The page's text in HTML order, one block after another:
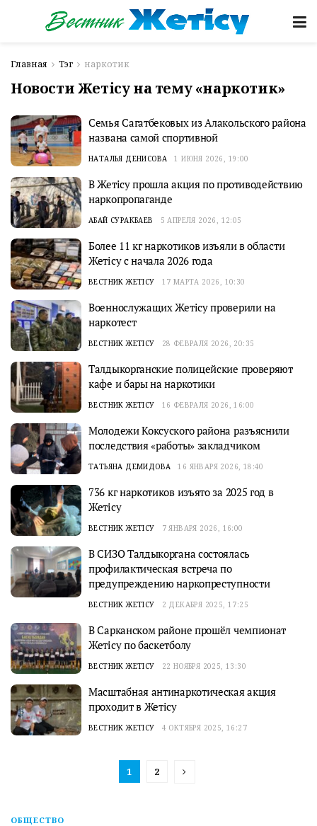
Главная Тэг наркотик
Новости Жетісу на тему «наркотик»
Семья Сагатбековых из Алакольского района
названа самой спортивной
НАТАЛЬЯ ДЕНИСОВА 1 ИЮНЯ 2026, 19:00
В Жетісу прошла акция по противодействию
наркопропаганде
АБАЙ СУРАКБАЕВ 5 АПРЕЛЯ 2026, 12:05
Более 11 кг наркотиков изъяли в области
Жетісу с начала 2026 года
ВЕСТНИК ЖЕТІСУ 17 МАРТА 2026, 10:30
Военнослужащих Жетісу проверили на
наркотест
ВЕСТНИК ЖЕТІСУ 28 ФЕВРАЛЯ 2026, 20:35
Талдыкорганские полицейские проверяют
кафе и бары на наркотики
ВЕСТНИК ЖЕТІСУ 16 ФЕВРАЛЯ 2026, 16:00
Молодежи Коксуского района разъяснили
последствия «работы» закладчиком
ТАТЬЯНА ДЕМИДОВА 16 ЯНВАРЯ 2026, 18:40
736 кг наркотиков изъято за 2025 год в
Жетісу
ВЕСТНИК ЖЕТІСУ 7 ЯНВАРЯ 2026, 16:00
В СИЗО Талдыкоргана состоялась
профилактическая встреча по
предупреждению наркопреступности
ВЕСТНИК ЖЕТІСУ 2 ДЕКАБРЯ 2025, 17:25
В Сарканском районе прошёл чемпионат
Жетісу по баскетболу
ВЕСТНИК ЖЕТІСУ 22 НОЯБРЯ 2025, 13:30
Масштабная антинаркотическая акция
проходит в Жетiсу
ВЕСТНИК ЖЕТІСУ 4 ОКТЯБРЯ 2025, 16:27
1 2
ОБЩЕСТВО